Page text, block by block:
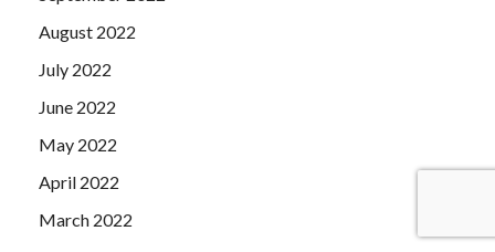
August 2022
July 2022
June 2022
May 2022
April 2022
March 2022